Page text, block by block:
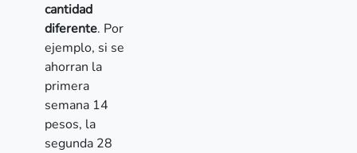
cantidad
diferente. Por
ejemplo, si se
ahorran la
primera
semana 14
pesos, la
segunda 28